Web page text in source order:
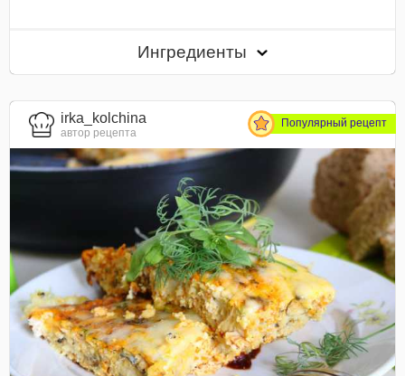
Ингредиенты
irka_kolchina
автор рецепта
Популярный рецепт